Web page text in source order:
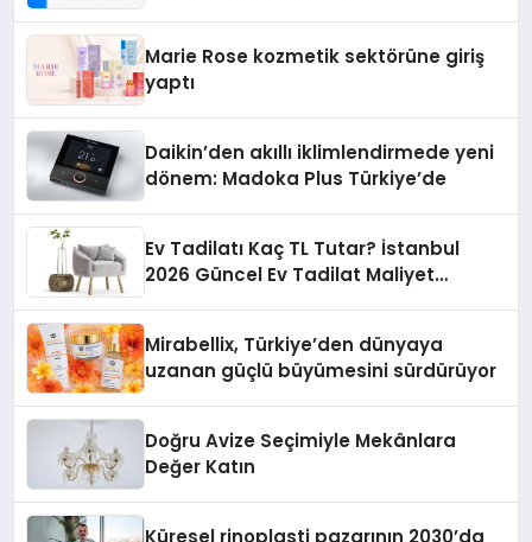
Marie Rose kozmetik sektörüne giriş
yaptı
Daikin’den akıllı iklimlendirmede yeni
dönem: Madoka Plus Türkiye’de
Ev Tadilatı Kaç TL Tutar? İstanbul
2026 Güncel Ev Tadilat Maliyet
Mirabellix, Türkiye’den dünyaya
uzanan güçlü büyümesini sürdürüyor
Doğru Avize Seçimiyle Mekânlara
Değer Katın
Küresel rinoplasti pazarının 2030’da